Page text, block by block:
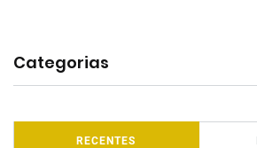
Categorias
RECENTES